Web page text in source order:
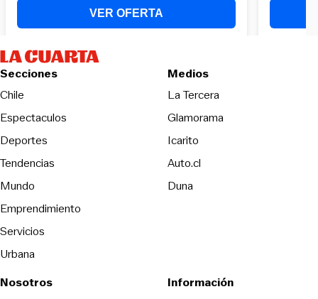
Secciones
Chile
Espectaculos
Deportes
Tendencias
Mundo
Emprendimiento
Servicios
Urbana
Medios
La TerceraOpens in new
Glamorama
Icarito
Auto.cl
DunaOpens in new window
Nosotros
Información